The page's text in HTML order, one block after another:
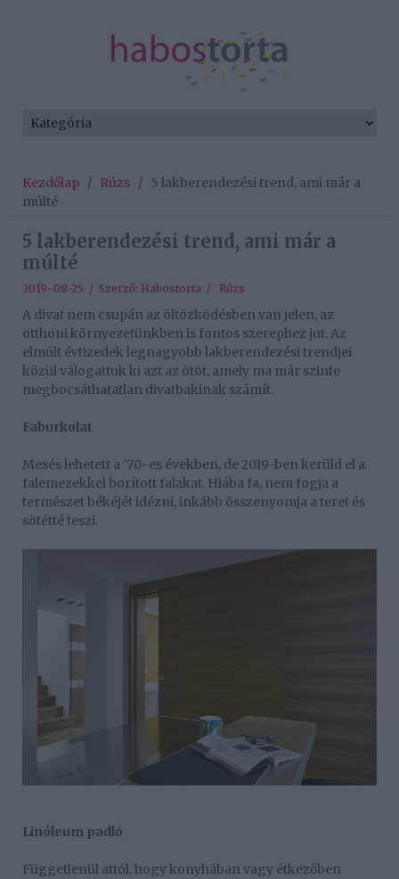
Kezdőlap / Rúzs /
5 lakberendezési trend, ami már a
múlté
5 lakberendezési trend, ami már a
múlté
2019-08-25 / Szerző: Habostorta / Rúzs
A divat nem csupán az öltözködésben van jelen, az
otthoni környezetünkben is fontos szerephez jut. Az
elmúlt évtizedek legnagyobb lakberendezési trendjei
közül válogattuk ki azt az ötöt, amely ma már szinte
megbocsáthatatlan divatbakinak számít.
Faburkolat
Mesés lehetett a '70-es években, de 2019-ben kerüld el a
falemezekkel borított falakat. Hiába fa, nem fogja a
természet békéjét idézni, inkább összenyomja a teret és
sötétté teszi.
Linóleum padló
Függetlenül attól, hogy konyhában vagy étkezőben